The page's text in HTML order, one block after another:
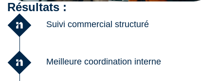
Résultats :
Suivi commercial structuré
Meilleure coordination interne